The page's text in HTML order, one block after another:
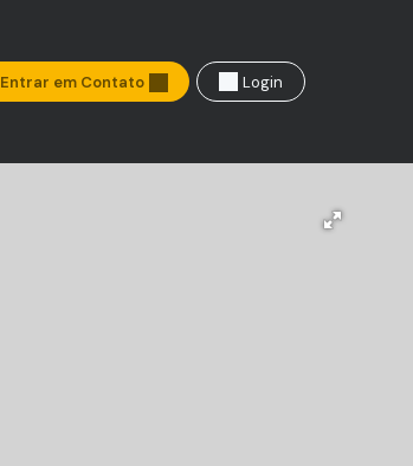
Login
Entrar em Contato